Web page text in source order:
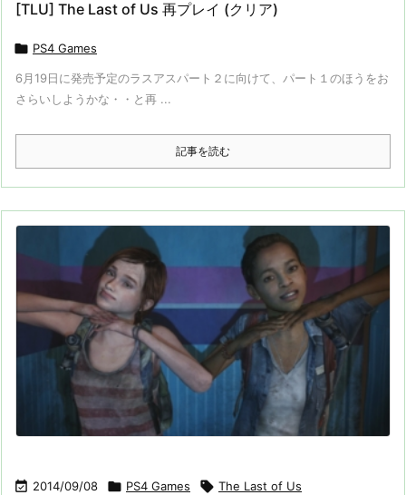
[TLU] The Last of Us 再プレイ (クリア)
 PS4 Games
6月19日に発売予定のラスアスパート２に向けて、パート１のほうをお
さらいしようかな・・と再 ...
記事を読む
 2014/09/08  PS4 Games  The Last of Us